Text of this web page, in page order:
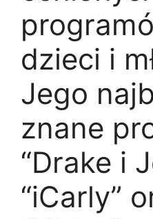
dzieci i
Jego
znane
“Drake i
“iCarly”